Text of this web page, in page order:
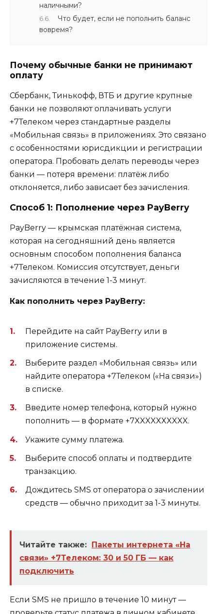
наличными?
Что будет, если не пополнить баланс
вовремя?
Почему обычные банки не принимают
оплату
Сбербанк, Тинькофф, ВТБ и другие крупные
банки не позволяют оплачивать услуги
+7Телеком через стандартные разделы
«Мобильная связь» в приложениях. Это связано
с особенностями юрисдикции и регистрации
оператора. Пробовать делать переводы через
банки — потеря времени: платёж либо
отклоняется, либо зависает без зачисления.
Способ 1: Пополнение через PayBerry
PayBerry — крымская платёжная система,
которая на сегодняшний день является
основным способом пополнения баланса
+7Телеком. Комиссия отсутствует, деньги
зачисляются в течение 1-3 минут.
Как пополнить через PayBerry:
Перейдите на сайт PayBerry или в
приложение системы.
Выберите раздел «Мобильная связь» или
найдите оператора +7Телеком («На связи»)
в списке.
Введите номер телефона, который нужно
пополнить — в формате +7XXXXXXXXXX.
Укажите сумму платежа.
Выберите способ оплаты и подтвердите
транзакцию.
Дождитесь SMS от оператора о зачислении
средств — обычно приходит за 1-3 минуты.
Читайте также: Пакеты интернета «На
связи» +7Телеком: 30 и 50 ГБ — как
подключить
Если SMS не пришло в течение 10 минут —